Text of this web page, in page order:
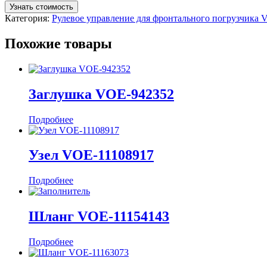
Узнать стоимость
Категория: Рулевое управление для фронтального погрузчика
Похожие товары
Заглушка VOE-942352
Подробнее
Узел VOE-11108917
Подробнее
Шланг VOE-11154143
Подробнее